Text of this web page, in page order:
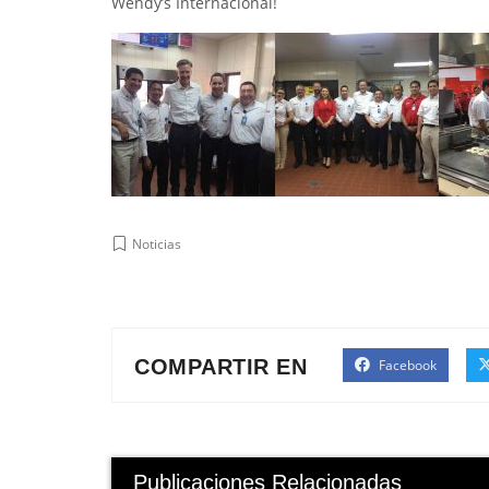
Noticias
COMPARTIR EN Facebook
Publicaciones Relacionadas